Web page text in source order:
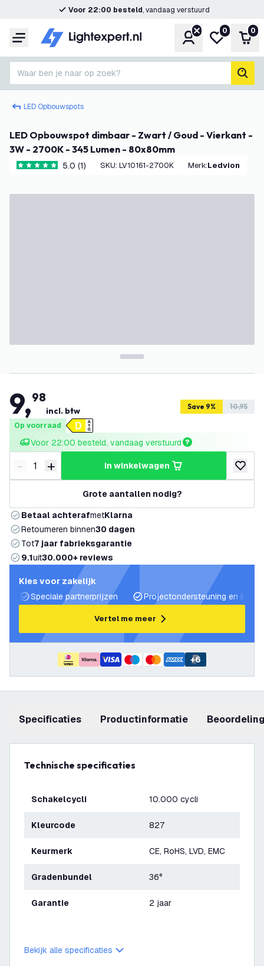
Voor 22:00 besteld, vandaag verstuurd
Menu Account
Mijn
0 0
Waar ben je naar op zoek?
LED Opbouwspots
LED Opbouwspot dimbaar - Zwart / Goud - Vierkant -
3W - 2700K - 345 Lumen - 80x80mm
5 score sterren5.0 (1) SKU: LV10161-2700K Merk: Ledvion
9,98
incl. btw Save 9% 10,95
Op voorraad
Voor 22:00 besteld, vandaag verstuurd
Verminder hoeveelheid
- Verhoog hoeveelheid
+ in winkelwagen
Grote aantallen nodig?
Betaal achterafmetKlarna
Retourneren binnen30 dagen
Tot7 jaar fabrieksgarantie
9.1uit30.000+ reviews
Kies voor zakelijk
Speciale partnerprijzen
Projectondersteuning en
Vertel me meer
+6
Specificaties productinformatie
Technische specificaties
Schakelcycli 10.000 cycli
Kleurcode 827
Keurmerk CE, RoHS, LVD, EMC
Gradenbundel 36°
Garantie 2 jaar
Bekijk alle specificaties